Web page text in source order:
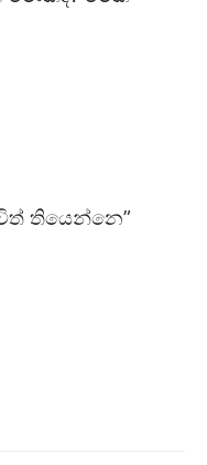
තියෙන්නෙ”